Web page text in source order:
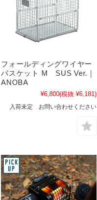
フォールディングワイヤー
バスケット M SUS Ver.｜
ANOBA
¥6,800(税抜 ¥6,181)
入荷未定 お問い合わせください